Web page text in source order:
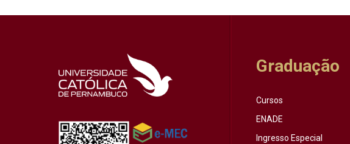
Graduação
Cursos
ENADE
Ingresso Especial